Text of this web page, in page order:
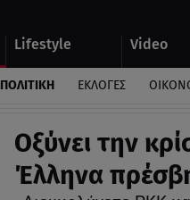
Lifestyle Video
ΠΟΛΙΤΙΚΗ ΕΚΛΟΓΕΣ
Οξύνει την
Έλληνα